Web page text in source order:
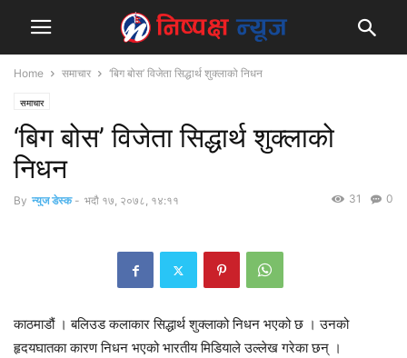
Home समाचार ‘बिग बोस’ विजेता सिद्धार्थ शुक्लाको निधन
समाचार
‘बिग बोस’ विजेता सिद्धार्थ शुक्लाको
निधन
By न्युज डेस्क - भदौ १७, २०७८, १४:११ 0
31
काठमाडौं । बलिउड कलाकार सिद्धार्थ शुक्लाको निधन भएको छ । उनको
हृदयघातका कारण निधन भएको भारतीय मिडियाले उल्लेख गरेका छन् ।